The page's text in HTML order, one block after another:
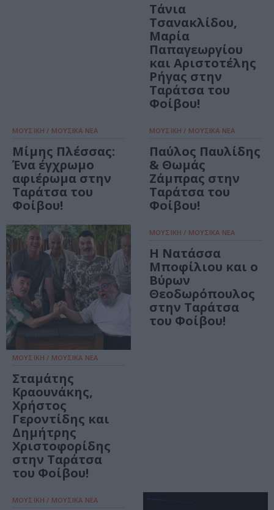
Τάνια
Τσανακλίδου,
Μαρία
Παπαγεωργίου
και Αριστοτέλης
Ρήγας στην
Ταράτσα του
Φοίβου!
ΜΟΥΣΙΚΗ / ΜΟΥΣΙΚΑ ΝΕΑ
Μίμης Πλέσσας:
Ένα έγχρωμο
αφιέρωμα στην
Ταράτσα του
Φοίβου!
ΜΟΥΣΙΚΗ / ΜΟΥΣΙΚΑ ΝΕΑ
Παύλος Παυλίδης
& Θωμάς
Ζάμπρας στην
Ταράτσα του
Φοίβου!
ΜΟΥΣΙΚΗ / ΜΟΥΣΙΚΑ ΝΕΑ
Σταμάτης
Κραουνάκης,
Χρήστος
Γεροντίδης και
Δημήτρης
Χριστοφορίδης
στην Ταράτσα
του Φοίβου!
ΜΟΥΣΙΚΗ / ΜΟΥΣΙΚΑ ΝΕΑ
Η Νατάσσα
Μποφίλιου και ο
Βύρων
Θεοδωρόπουλος
στην Ταράτσα
του Φοίβου!
ΜΟΥΣΙΚΗ / ΜΟΥΣΙΚΑ ΝΕΑ